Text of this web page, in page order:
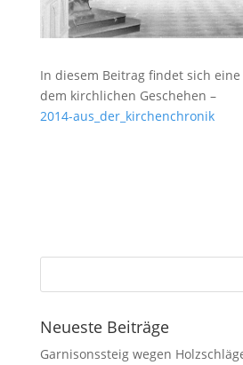
In diesem Beitrag findet sich
dem kirchlichen Geschehen –
2014-aus_der_kirchenchronik
Neueste Beiträge
Garnisonssteig wegen